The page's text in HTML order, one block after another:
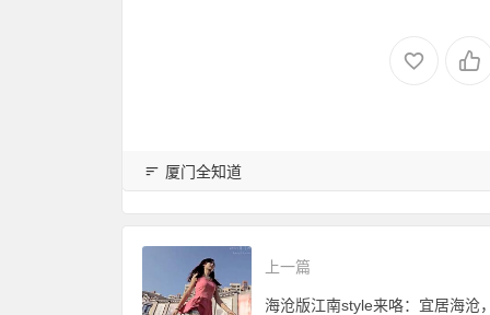
厦门全知道
上一篇
海沧版江南style来咯：宜居海沧